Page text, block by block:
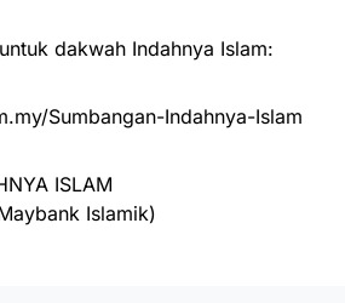
dakwah Indahnya Islam:
Sumbangan-Indahnya-Islam
ISLAM
Islamik)